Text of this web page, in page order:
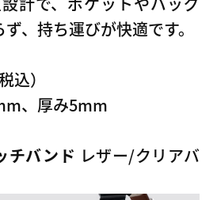
、持ち運びが快適です。
込）
、厚み5mm
チバンド レザー/クリアバ